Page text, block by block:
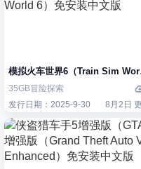
模拟火车世界6（Train Sim
35GB冒险探索
发行日期：2025-9-30
8月2日